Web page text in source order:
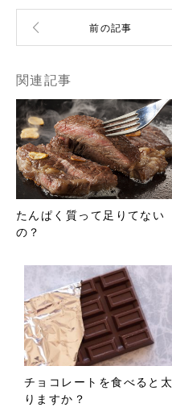
関連記事
たんぱく質って足りてない
の？
チョコレートを食べると太
りますか？